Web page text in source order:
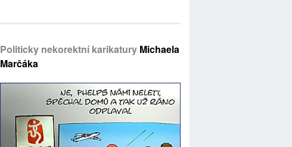
Politicky nekorektní karikatury Michaela
Marčáka